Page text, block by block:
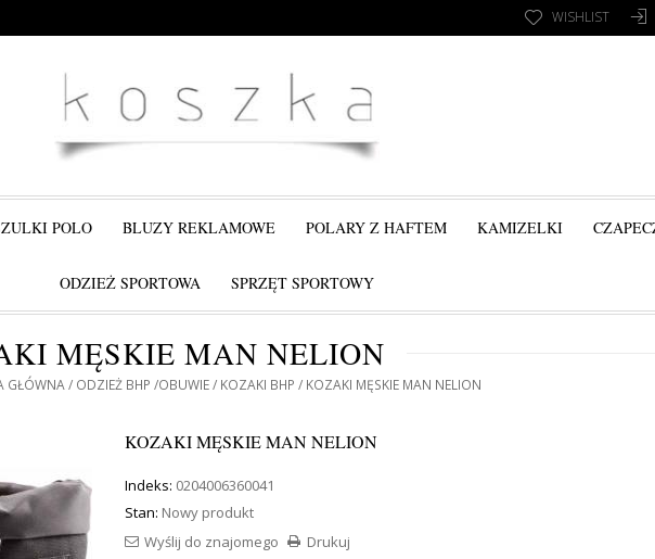
WISHLIST
POLO BLUZY REKLAMOWE POLARY Z HAFTEM KAMIZELKI
ODZIEŻ SPORTOWA SPRZĘT SPORTOWY
MĘSKIE MAN NELION
GŁÓWNA ODZIEŻ BHP OBUWIE KOZAKI BHP KOZAKI MĘSKIE MAN NELION
KOZAKI MĘSKIE MAN NELION
Indeks: 0204006360041
Stan: Nowy produkt
Drukuj
Wyślij do znajomego